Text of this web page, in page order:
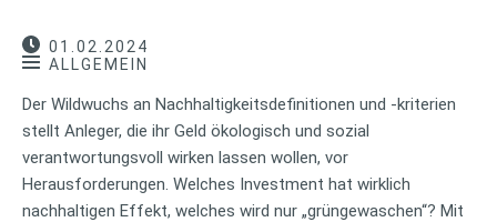
01.02.2024
ALLGEMEIN
Der Wildwuchs an Nachhaltigkeitsdefinitionen und -kriterien
stellt Anleger, die ihr Geld ökologisch und sozial
verantwortungsvoll wirken lassen wollen, vor
Herausforderungen. Welches Investment hat wirklich
nachhaltigen Effekt, welches wird nur „grüngewaschen“? Mit